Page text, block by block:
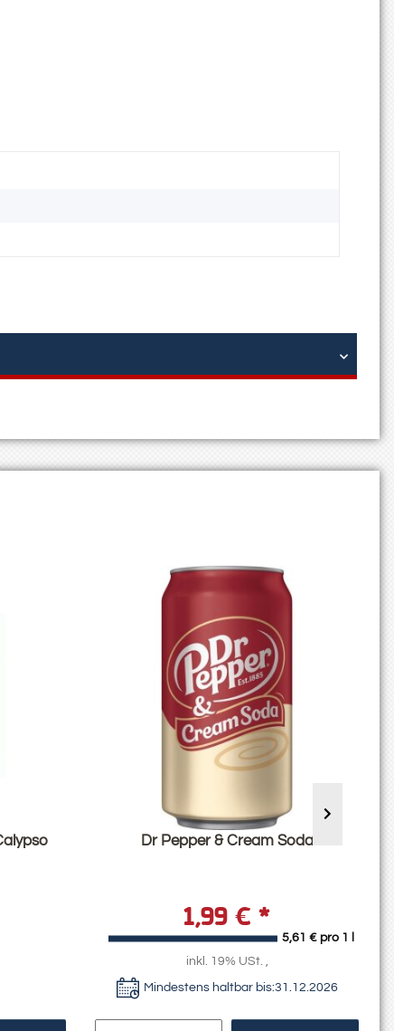
Dr Pepper & Cream Soda
1,99 € *
5,61 € pro 1 l
inkl. 19% USt. ,
Mindestens haltbar bis:31.12.2026